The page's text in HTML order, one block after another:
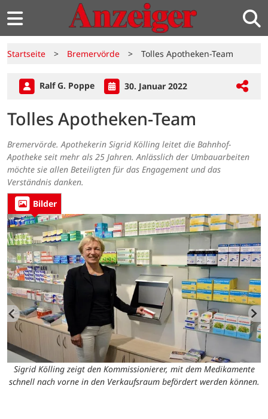
Startseite > Bremervörde > Tolles Apotheken-Team
Ralf G. Poppe 30. Januar 2022
Tolles Apotheken-Team
Bremervörde. Apothekerin Sigrid Kölling leitet die Bahnhof-
Apotheke seit mehr als 25 Jahren. Anlässlich der Umbauarbeiten
möchte sie allen Beteiligten für das Engagement und das
Verständnis danken.
Bilder
Sigrid Kölling zeigt den Kommissionierer, mit dem Medikamente
schnell nach vorne in den Verkaufsraum befördert werden können.